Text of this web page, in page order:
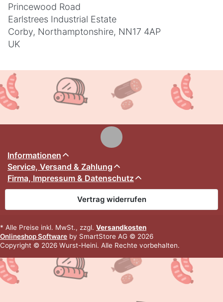
Princewood Road
Earlstrees Industrial Estate
Corby, Northamptonshire, NN17 4AP
UK
Informationen
Service, Versand & Zahlung
Firma, Impressum & Datenschutz
Vertrag widerrufen
* Alle Preise inkl. MwSt., zzgl. Versandkosten
Onlineshop Software by SmartStore AG © 2026
Copyright © 2026 Wurst-Heini. Alle Rechte vorbehalten.